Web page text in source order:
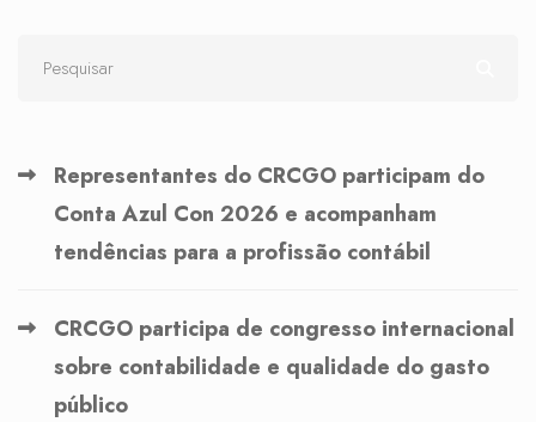
Representantes do CRCGO participam do
Conta Azul Con 2026 e acompanham
tendências para a profissão contábil
CRCGO participa de congresso internacional
sobre contabilidade e qualidade do gasto
público